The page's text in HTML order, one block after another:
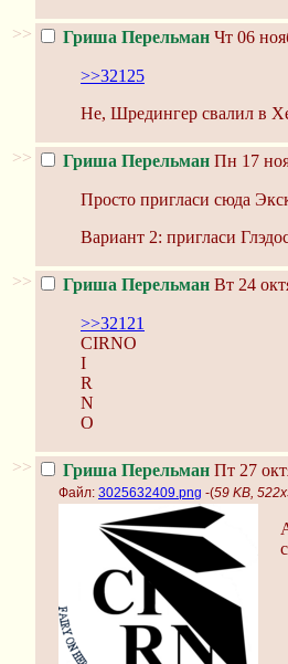
>> Гриша Перельман Чт 06
>>32125
Не, Шредингер свалил в
>> Гриша Перельман Пн 17
Просто пригласи сюда
Вариант 2: пригласи
>> Гриша Перельман Вт 24
>>32121
CIRNO
I
R
N
O
>> Гриша Перельман Пт 27
Файл: 3025632409.png -(59 KB,